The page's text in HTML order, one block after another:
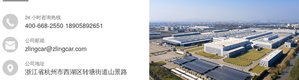
24 小时咨询热线
400-668-2550 18905892651
公司邮箱
zlingcar@zlingcar.com
公司地址
浙江省杭州市西湖区转塘街道山景路